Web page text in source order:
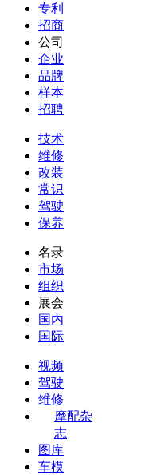
专利
招商
公司
企业
品牌
样本
招聘
技术
维修
改装
常识
驾驶
保养
名录
市场
组织
展会
国内
国际
视频
驾驶
维修
摩配杂
志
图库
车模